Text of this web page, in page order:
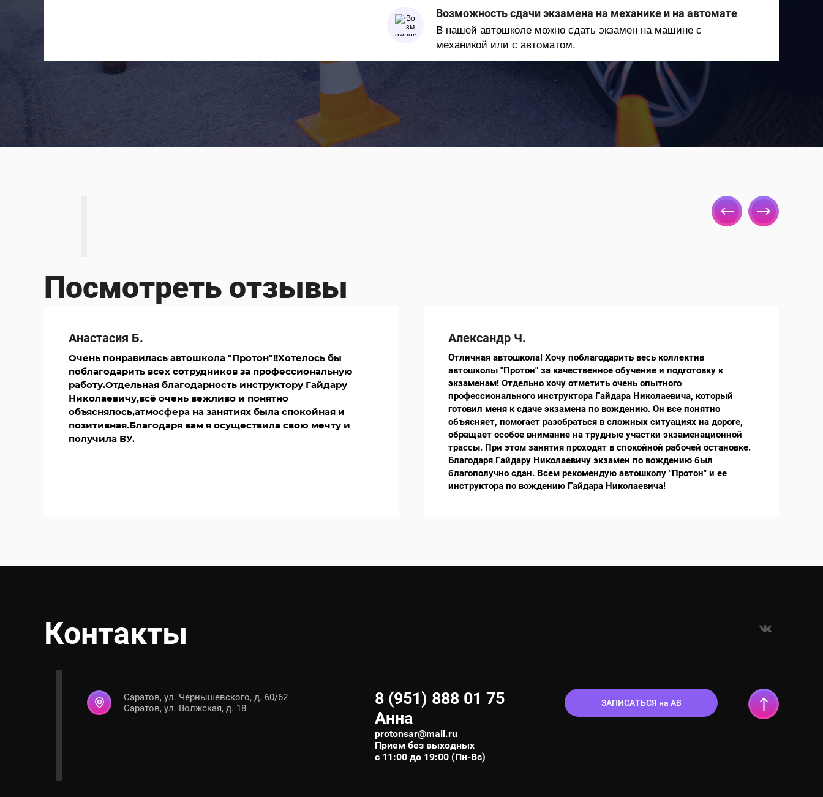
Возможность сдачи экзамена на механике и на автомате
В нашей автошколе можно сдать экзамен на машине с
механикой или с автоматом.
Посмотреть отзывы
Анастасия Б.
Очень понравилась автошкола "Протон"!!Хотелось бы
поблагодарить всех сотрудников за профессиональную
работу.Отдельная благодарность инструктору Гайдару
Николаевичу,всё очень вежливо и понятно
объяснялось,атмосфера на занятиях была спокойная и
позитивная.Благодаря вам я осуществила свою мечту и
получила ВУ.
Александр Ч.
Отличная автошкола! Хочу поблагодарить весь коллектив
автошколы "Протон" за качественное обучение и подготовку к
экзаменам! Отдельно хочу отметить очень опытного
профессионального инструктора Гайдара Николаевича, который
готовил меня к сдаче экзамена по вождению. Он все понятно
объясняет, помогает разобраться в сложных ситуациях на дороге,
обращает особое внимание на трудные участки экзаменационной
трассы. При этом занятия проходят в спокойной рабочей остановке.
Благодаря Гайдару Николаевичу экзамен по вождению был
благополучно сдан. Всем рекомендую автошколу "Протон" и ее
инструктора по вождению Гайдара Николаевича!
Контакты
Саратов, ул. Чернышевского, д. 60/62
Саратов, ул. Волжская, д. 18
8 (951) 888 01 75
Анна
protonsar@mail.ru
Прием без выходных
с 11:00 до 19:00 (Пн-Вс)
ЗАПИСАТЬСЯ на АВ